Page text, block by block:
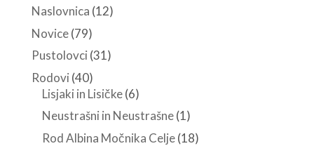
Naslovnica (12)
Novice(79)
Pustolovci (31)
Rodovi (40)
Lisjaki in Lisičke(6)
Neustrašni in Neustrašne(1)
Rod Albina Močnika Celje(18)